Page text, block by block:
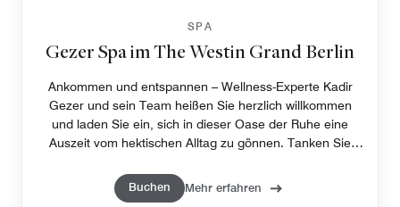
SPA
Gezer Spa im The Westin Grand Berlin
Ankommen und entspannen – Wellness-Experte Kadir
Gezer und sein Team heißen Sie herzlich willkommen
und laden Sie ein, sich in dieser Oase der Ruhe eine
Auszeit vom hektischen Alltag zu gönnen. Tanken Sie
wohltuenden Atmosphäre, um Körper und Geist in
Einklang zu bringen.
Buchen Mehr erfahren